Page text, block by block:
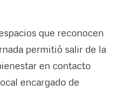
que reconocen
permitió salir de la
en contacto
encargado de